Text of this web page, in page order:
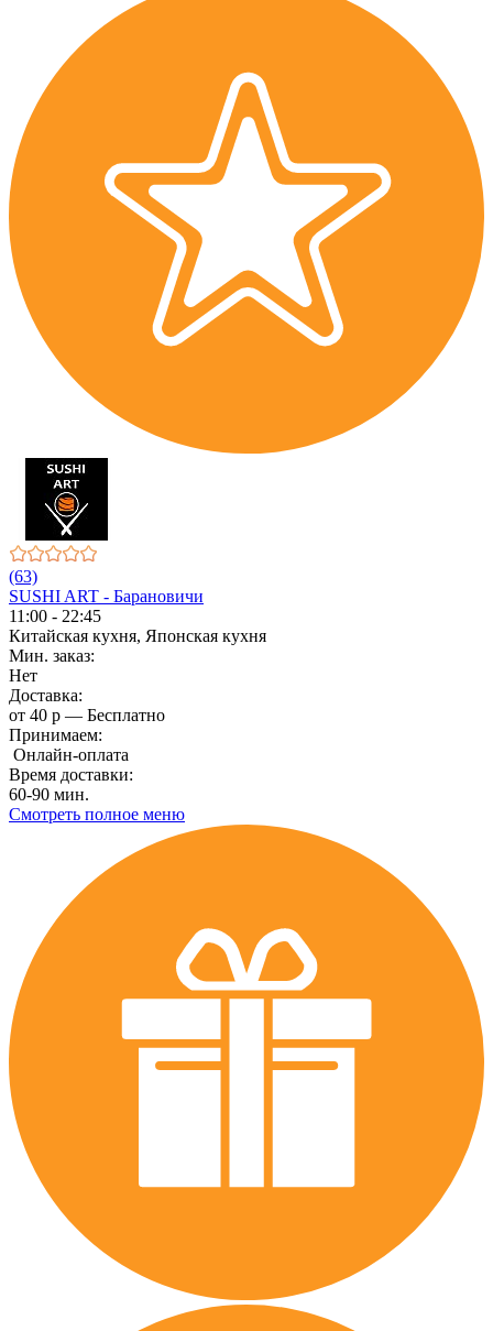
(63)
SUSHI ART - Барановичи
11:00 - 22:45
Китайская кухня, Японская кухня
Мин. заказ:
Нет
Доставка:
от 40 р — Бесплатно
Принимаем:
Онлайн-оплата
Время доставки:
60-90 мин.
Смотреть полное меню